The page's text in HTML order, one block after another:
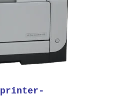
printer-